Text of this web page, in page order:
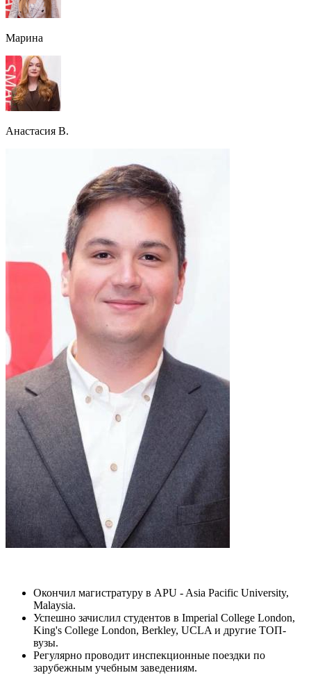
Марина
Анастасия В.
Окончил магистратуру в APU - Asia Pacific University,
Malaysia.
Успешно зачислил студентов в Imperial College London,
King's College London, Berkley, UCLA и другие ТОП-
вузы.
Регулярно проводит инспекционные поездки по
зарубежным учебным заведениям.